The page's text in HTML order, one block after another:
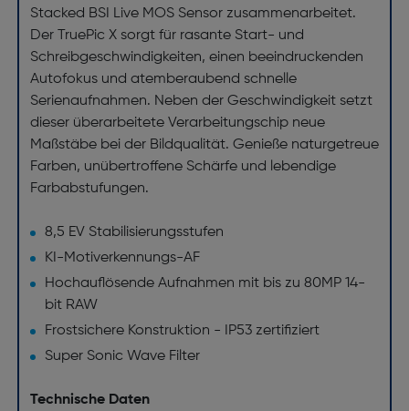
Stacked BSI Live MOS Sensor zusammenarbeitet.
Der TruePic X sorgt für rasante Start- und
Schreibgeschwindigkeiten, einen beeindruckenden
Autofokus und atemberaubend schnelle
Serienaufnahmen. Neben der Geschwindigkeit setzt
dieser überarbeitete Verarbeitungschip neue
Maßstäbe bei der Bildqualität. Genieße naturgetreue
Farben, unübertroffene Schärfe und lebendige
Farbabstufungen.
8,5 EV Stabilisierungsstufen
KI-Motiverkennungs-AF
Hochauflösende Aufnahmen mit bis zu 80MP 14-
bit RAW
Frostsichere Konstruktion - IP53 zertifiziert
Super Sonic Wave Filter
Technische Daten